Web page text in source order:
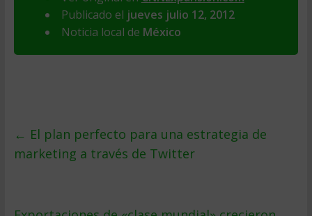
Publicado el jueves julio 12, 2012
Noticia local de México
← El plan perfecto para una estrategia de
marketing a través de Twitter